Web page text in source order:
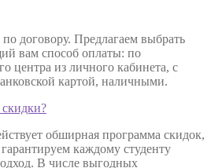
договору. Предлагаем выбрать
вам способ оплаты: по
центра из личного кабинета, с
картой, наличными.
обширная программа скидок,
каждому студенту
В числе выгодных